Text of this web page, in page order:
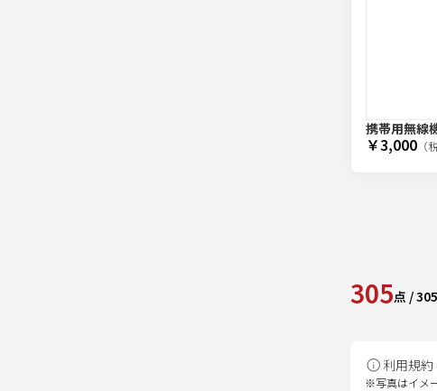
携帯用無線
￥3,000 （
305点 /305
利用規約
※写真はイメ